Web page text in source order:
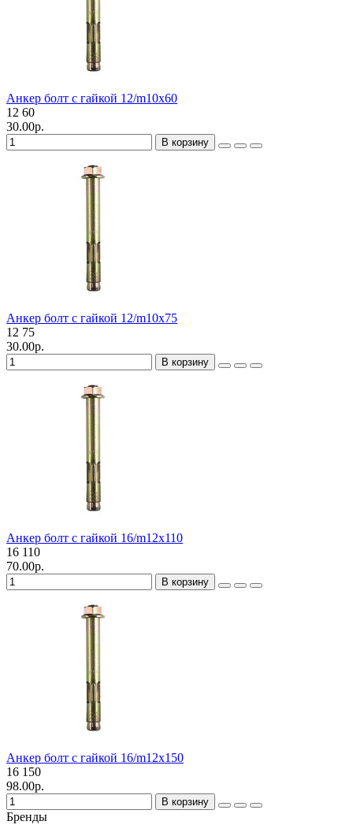
Анкер болт с гайкой 12/m10х60
12 60
30.00р.
В корзину
Анкер болт с гайкой 12/m10х75
12 75
30.00р.
В корзину
Анкер болт с гайкой 16/m12х110
16 110
70.00р.
В корзину
Анкер болт с гайкой 16/m12х150
16 150
98.00р.
В корзину
Бренды